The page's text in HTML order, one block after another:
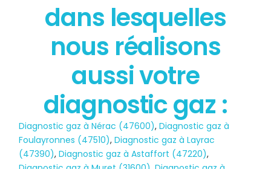
État des risques
POLLUTION
dans lesquelles
nous réalisons
aussi votre
diagnostic gaz :
Diagnostic gaz à Nérac (47600),Diagnostic gaz à
Foulayronnes (47510),Diagnostic gaz à Layrac
(47390),Diagnostic gaz à Astaffort (47220),